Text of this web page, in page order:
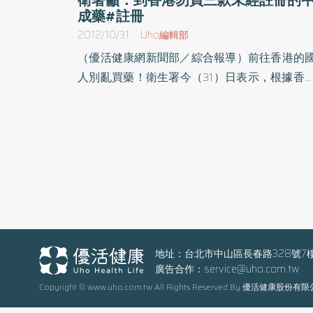
成藥#註冊
2012/10/31 Uho編輯部
（優活健康網新聞部／綜合報導）前往香港的
人別亂買藥！衛生署今（31）日表示，根據香港
民國中藥商業同業公會全國聯合會、中華民國
師公會全國聯合會、中華民國藥劑生公會全國
合會轉知所屬會員，勿販售未經衛生署核准之藥
品。衛生署提醒，若未經核准進口該藥品核屬
地址：台北市中山區長春路328號7
廣告合作： service@uho.com.tw
Copyright © www.uho.com.tw All Rights Reserved By 優活健康股份有限